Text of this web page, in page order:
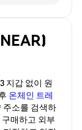
지갑 없이 원
온체인 트레
주소를 검색하
매하고 외부